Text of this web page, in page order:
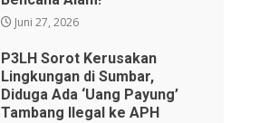
Juni 27, 2026
P3LH Sorot Kerusakan
Lingkungan di Sumbar,
Diduga Ada ‘Uang Payung’
Tambang Ilegal ke APH